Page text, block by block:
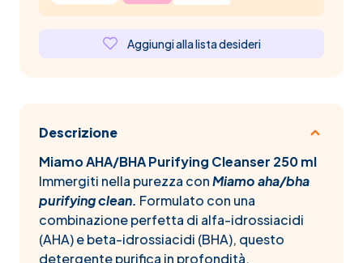
Aggiungi alla lista desideri
Descrizione
Miamo AHA/BHA Purifying Cleanser 250 ml
Immergiti nella purezza conMiamo aha/bha
purifying clean. Formulato con una
combinazione perfetta di alfa-idrossiacidi
(AHA) e beta-idrossiacidi (BHA), questo
detergente purifica in profondità,